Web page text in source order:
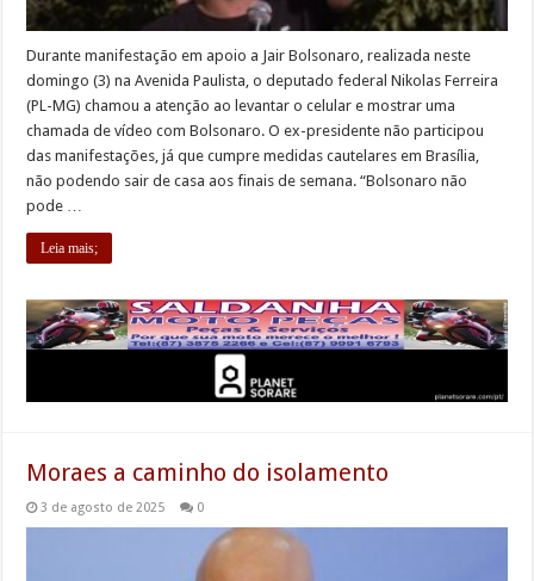
Durante manifestação em apoio a Jair Bolsonaro, realizada neste
domingo (3) na Avenida Paulista, o deputado federal Nikolas Ferreira
(PL-MG) chamou a atenção ao levantar o celular e mostrar uma
chamada de vídeo com Bolsonaro. O ex-presidente não participou
das manifestações, já que cumpre medidas cautelares em Brasília,
não podendo sair de casa aos finais de semana. “Bolsonaro não
pode …
Leia mais;
Moraes a caminho do isolamento
3 de agosto de 2025 0